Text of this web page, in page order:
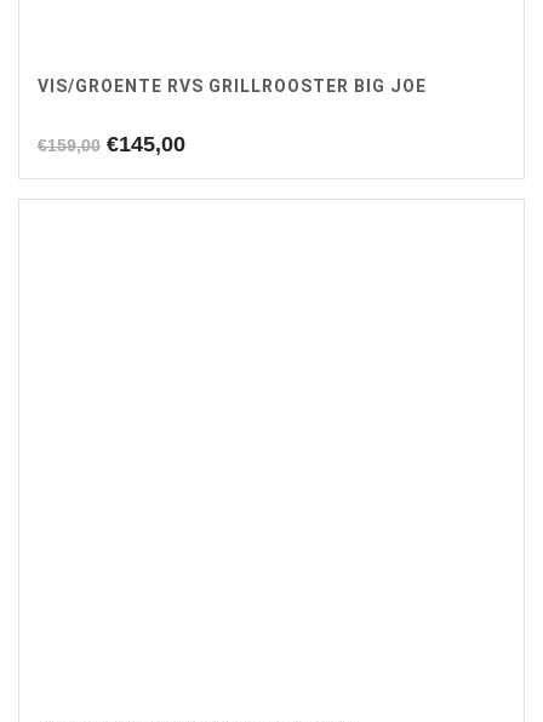
VIS/GROENTE RVS GRILLROOSTER BIG JOE
€159,00 Oorspronkelijke
was:
€145,00Huidige
is: